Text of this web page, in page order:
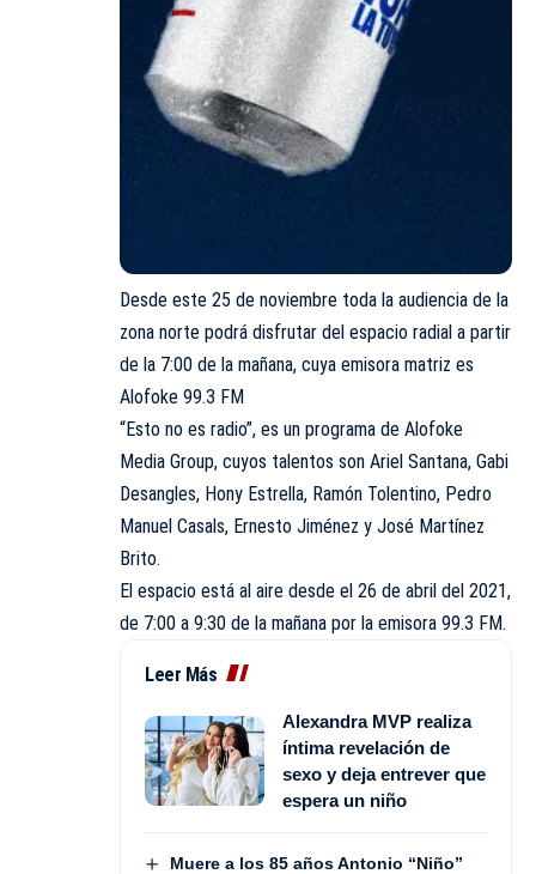
Desde este 25 de noviembre toda la audiencia de la
zona norte podrá disfrutar del espacio radial a partir
de la 7:00 de la mañana, cuya emisora matriz es
Alofoke 99.3 FM
“Esto no es radio”, es un programa de Alofoke
Media Group, cuyos talentos son Ariel Santana, Gabi
Desangles, Hony Estrella, Ramón Tolentino, Pedro
Manuel Casals, Ernesto Jiménez y José Martínez
Brito.
El espacio está al aire desde el 26 de abril del 2021,
de 7:00 a 9:30 de la mañana por la emisora 99.3 FM.
Leer Más
Alexandra MVP realiza
íntima revelación de
sexo y deja entrever que
espera un niño
Muere a los 85 años Antonio “Niño”